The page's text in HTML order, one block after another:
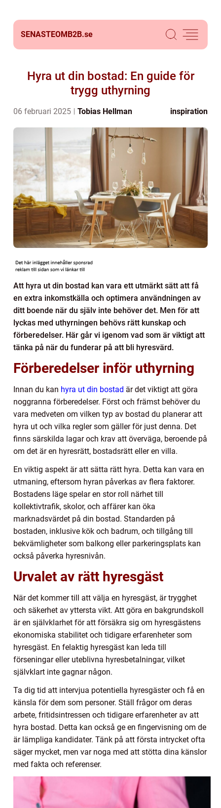
SENASTEOMB2B.se
Hyra ut din bostad: En guide för
trygg uthyrning
06 februari 2025 Tobias Hellman inspiration
Att hyra ut din bostad kan vara ett utmärkt sätt att få
en extra inkomstkälla och optimera användningen av
ditt boende när du själv inte behöver det. Men för att
lyckas med uthyrningen behövs rätt kunskap och
förberedelser. Här går vi igenom vad som är viktigt att
tänka på när du funderar på att bli hyresvärd.
Förberedelser inför uthyrning
Innan du kan hyra ut din bostad är det viktigt att göra
noggranna förberedelser. Först och främst behöver du
vara medveten om vilken typ av bostad du planerar att
hyra ut och vilka regler som gäller för just denna. Det
finns särskilda lagar och krav att överväga, beroende på
om det är en hyresrätt, bostadsrätt eller en villa.
En viktig aspekt är att sätta rätt hyra. Detta kan vara en
utmaning, eftersom hyran påverkas av flera faktorer.
Bostadens läge spelar en stor roll närhet till
kollektivtrafik, skolor, och affärer kan öka
marknadsvärdet på din bostad. Standarden på
bostaden, inklusive kök och badrum, och tillgång till
bekvämligheter som balkong eller parkeringsplats kan
också påverka hyresnivån.
Urvalet av rätt hyresgäst
När det kommer till att välja en hyresgäst, är trygghet
och säkerhet av yttersta vikt. Att göra en bakgrundskoll
är en självklarhet för att försäkra sig om hyresgästens
ekonomiska stabilitet och tidigare erfarenheter som
hyresgäst. En felaktig hyresgäst kan leda till
förseningar eller uteblivna hyresbetalningar, vilket
självklart inte gagnar någon.
Ta dig tid att intervjua potentiella hyresgäster och få en
känsla för dem som personer. Ställ frågor om deras
arbete, fritidsintressen och tidigare erfarenheter av att
hyra bostad. Detta kan också ge en fingervisning om de
är lämpliga kandidater. Tänk på att första intrycket ofta
säger mycket, men var noga med att stötta dina känslor
med fakta och referenser.